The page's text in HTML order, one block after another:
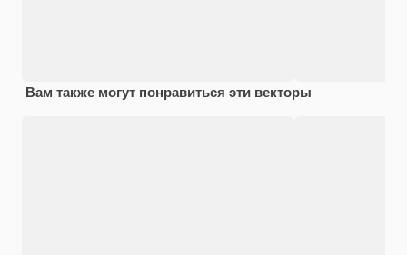
Вам также могут понравиться эти векторы